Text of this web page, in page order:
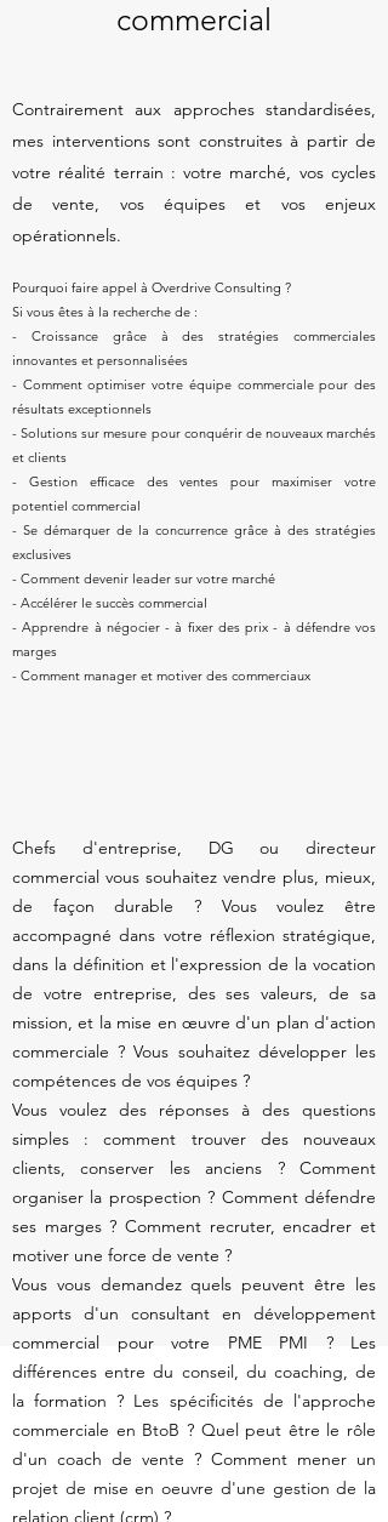
commercial
​Contrairement aux approches standardisées,
mes interventions sont construites à partir de
votre réalité terrain : votre marché, vos cycles
de vente, vos équipes et vos enjeux
opérationnels.
Pourquoi faire appel à Overdrive Consulting ?
Si vous êtes à la recherche de :
- Croissance grâce à des stratégies commerciales
innovantes et personnalisées
- Comment optimiser votre équipe commerciale pour des
résultats exceptionnels
- Solutions sur mesure pour conquérir de nouveaux marchés
et clients
- Gestion efficace des ventes pour maximiser votre
potentiel commercial
- Se démarquer de la concurrence grâce à des stratégies
exclusives
- Comment devenir leader sur votre marché
- Accélérer le succès commercial
- Apprendre à négocier - à fixer des prix - à défendre vos
marges
- Comment manager et motiver des commerciaux
Chefs d'entreprise, DG ou directeur
commercial vous souhaitez vendre plus, mieux,
de façon durable ? Vous voulez être
accompagné dans votre réflexion stratégique,
dans la définition et l'expression de la vocation
de votre entreprise, des ses valeurs, de sa
mission, et la mise en œuvre d'un plan d'action
commerciale ? Vous souhaitez développer les
compétences de vos équipes ?
Vous voulez des réponses à des questions
simples : comment trouver des nouveaux
clients, conserver les anciens ? Comment
organiser la prospection ? Comment défendre
ses marges ? Comment recruter, encadrer et
motiver une force de vente ?
Vous vous demandez quels peuvent être les
apports d'un consultant en développement
commercial pour votre PME PMI ? Les
différences entre du conseil, du coaching, de
la formation ? Les spécificités de l'approche
commerciale en BtoB ? Quel peut être le rôle
d'un coach de vente ? Comment mener un
projet de mise en oeuvre d'une gestion de la
relation client (crm) ?